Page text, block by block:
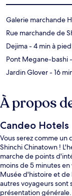
Galerie marchande
Rue marchande de
Dejima- 4 min à pied
Pont Megane-bashi
Jardin Glover- 16
À propos
Candeo Hotels
Vous serez comme un
Shinchi Chinatown !
marche de points
moins de 5 minutes
Musée d'histoire et de
autres voyageurs sont
présentation générale.